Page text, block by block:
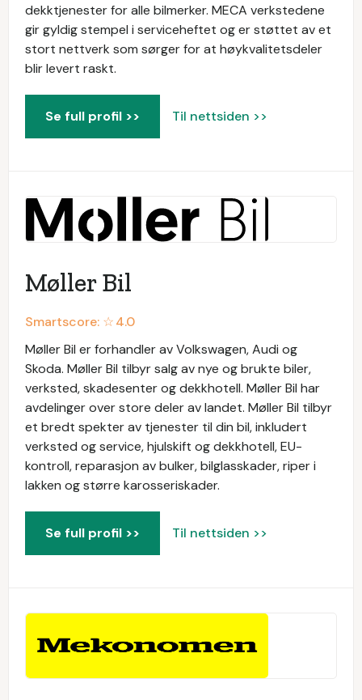
dekktjenester for alle bilmerker. MECA verkstedene
gir gyldig stempel i serviceheftet og er støttet av et
stort nettverk som sørger for at høykvalitetsdeler
blir levert raskt.
Se full profil >> Til nettsiden >>
Møller Bil
Smartscore: ☆4.0
Møller Bil er forhandler av Volkswagen, Audi og
Skoda. Møller Bil tilbyr salg av nye og brukte biler,
verksted, skadesenter og dekkhotell. Møller Bil har
avdelinger over store deler av landet. Møller Bil tilbyr
et bredt spekter av tjenester til din bil, inkludert
verksted og service, hjulskift og dekkhotell, EU-
kontroll, reparasjon av bulker, bilglasskader, riper i
lakken og større karosseriskader.
Se full profil >> Til nettsiden >>